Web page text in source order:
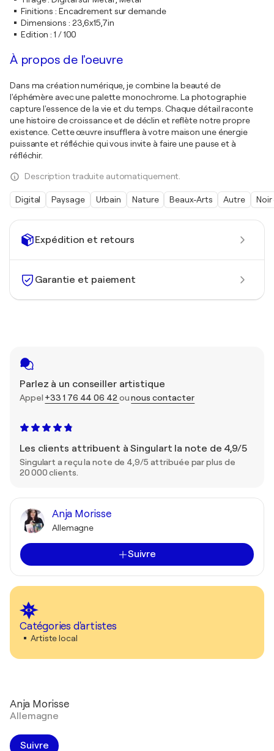
Expédition et retours
Garantie et paiement
Parlez à un conseiller artistique
Appel +33 1 76 44 06 42 ounous contacter
Les clients attribuent à Singulart la note de 4,9/5
Singulart a reçu la note de 4,9/5 attribuée par plus de
20 000 clients.
Anja Morisse
Allemagne
Suivre
Catégories d'artistes
Artiste local
Finitions : Encadrement sur demande
Dimensions : 23,6x15,7in
Edition :1 / 100
À propos de l'oeuvre
Dans ma création numérique, je combine la beauté de
l'éphémère avec une palette monochrome. La photographie
capture l'essence de la vie et du temps. Chaque détail raconte
une histoire de croissance et de déclin et reflète notre propre
existence. Cette œuvre insufflera à votre maison une énergie
puissante et réfléchie qui vous invite à faire une pause et à
réfléchir.
Description traduite automatiquement.
Digital Paysage Urbain Nature Beaux-Arts Autre
Anja Morisse
Allemagne
Suivre